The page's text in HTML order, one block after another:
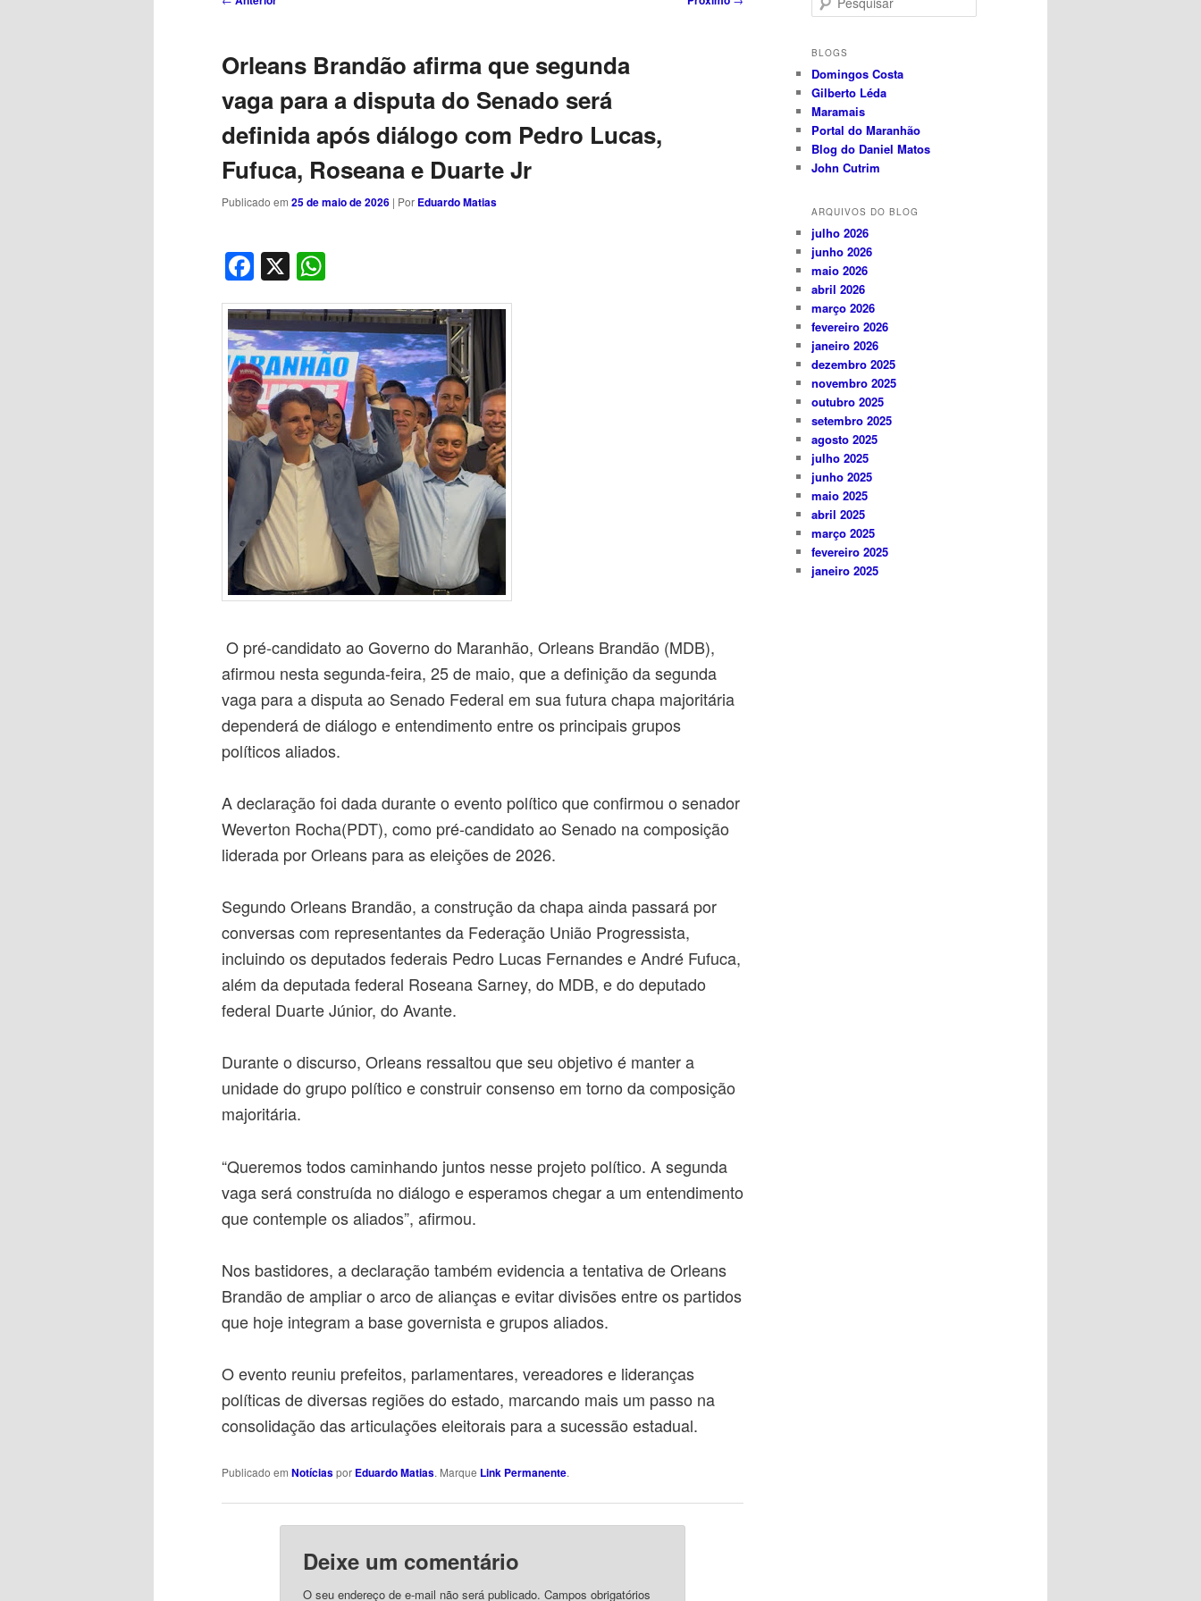
Orleans Brandão afirma que segunda
vaga para a disputa do Senado será
definida após diálogo com Pedro Lucas,
Fufuca, Roseana e Duarte Jr
Publicado em 25 de maio de 2026 | Por Eduardo Matias
Facebook
X
O pré-candidato ao Governo do Maranhão, Orleans Brandão (MDB),
afirmou nesta segunda-feira, 25 de maio, que a definição da segunda
vaga para a disputa ao Senado Federal em sua futura chapa majoritária
dependerá de diálogo e entendimento entre os principais grupos
políticos aliados.
A declaração foi dada durante o evento político que confirmou o senador
Weverton Rocha(PDT), como pré-candidato ao Senado na composição
liderada por Orleans para as eleições de 2026.
Segundo Orleans Brandão, a construção da chapa ainda passará por
conversas com representantes da Federação União Progressista,
incluindo os deputados federais Pedro Lucas Fernandes e André Fufuca,
além da deputada federal Roseana Sarney, do MDB, e do deputado
federal Duarte Júnior, do Avante.
Durante o discurso, Orleans ressaltou que seu objetivo é manter a
unidade do grupo político e construir consenso em torno da composição
majoritária.
“Queremos todos caminhando juntos nesse projeto político. A segunda
vaga será construída no diálogo e esperamos chegar a um entendimento
que contemple os aliados”, afirmou.
Nos bastidores, a declaração também evidencia a tentativa de Orleans
Brandão de ampliar o arco de alianças e evitar divisões entre os partidos
que hoje integram a base governista e grupos aliados.
O evento reuniu prefeitos, parlamentares, vereadores e lideranças
políticas de diversas regiões do estado, marcando mais um passo na
consolidação das articulações eleitorais para a sucessão estadual.
Publicado em Notíciaspor Eduardo Matias. Marque Link Permanente.
Deixe um comentário
O seu endereço de e-mail não será publicado. Campos obrigatórios
e
q
i
s
a
r
BLOGS
Domingos Costa
Gilberto Léda
Maramais
Portal do Maranhão
Blog do Daniel Matos
John Cutrim
ARQUIVOS DO BLOG
julho 2026
junho 2026
maio 2026
abril 2026
março 2026
fevereiro 2026
janeiro 2026
dezembro 2025
novembro 2025
outubro 2025
setembro 2025
agosto 2025
julho 2025
junho 2025
maio 2025
abril 2025
março 2025
fevereiro 2025
janeiro 2025